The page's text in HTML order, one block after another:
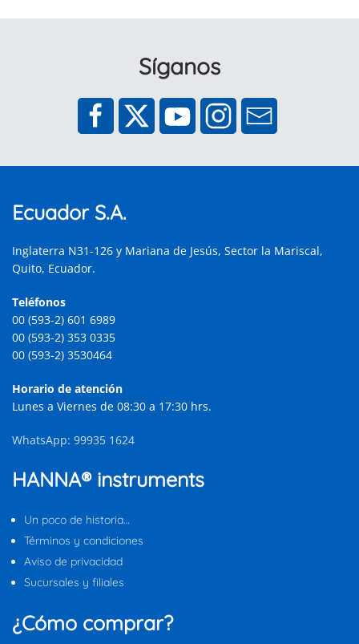
Síganos
Ecuador S.A.
Inglaterra N31-126 y Mariana de Jesús, Sector la Mariscal,
Quito, Ecuador.
Teléfonos
00 (593-2) 601 6989
00 (593-2) 353 0335
00 (593-2) 3530464
Horario de atención
Lunes a Viernes de 08:30 a 17:30 hrs.
WhatsApp: 99935 1624
HANNA® instruments
Un poco de historia…
Términos y condiciones
Aviso de privacidad
Sucursales y filiales
¿Cómo comprar?